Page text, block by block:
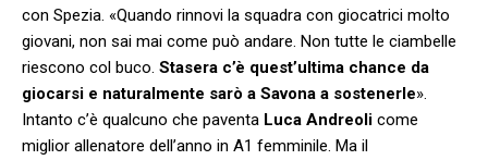
con Spezia. «Quando rinnovi la squadra con giocatrici molto
giovani, non sai mai come può andare. Non tutte le ciambelle
riescono col buco. Stasera c’è quest’ultima chance da
giocarsi e naturalmente sarò a Savona a sostenerle».
Intanto c’è qualcuno che paventa Luca Andreoli come
miglior allenatore dell’anno in A1 femminile. Ma il